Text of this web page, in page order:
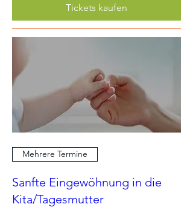
Tickets kaufen
Mehrere Termine
Sanfte Eingewöhnung in die
Kita/Tagesmutter